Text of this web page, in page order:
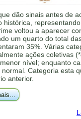
dão sinais antes de
histórica,
voltou a aparecer
um quarto do total
35%. Várias
ações coletivas (*
nível; enquanto
normal. Categoria esta
anterior.